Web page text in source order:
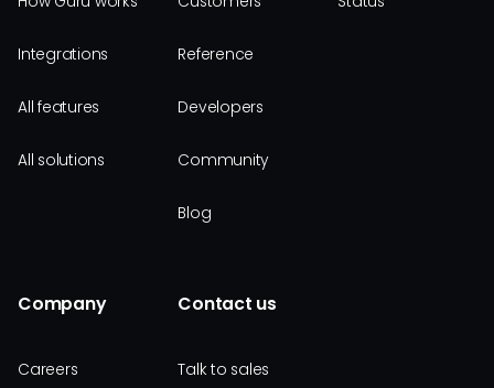
Integrations
All features
All solutions
Reference
Developers
Community
Blog
Company
Careers
Contact us
Talk to sales